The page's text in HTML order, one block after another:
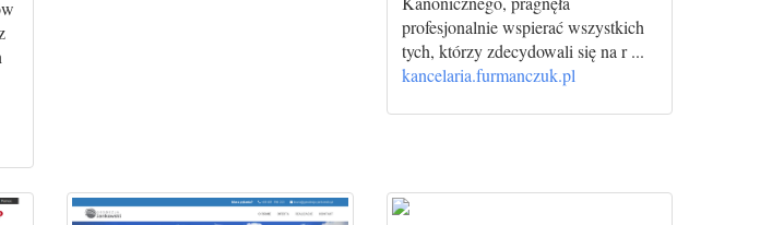
profesjonalnie wspierać wszystkich
tych, którzy zdecydowali się na r ...
kancelaria.furmanczuk.pl